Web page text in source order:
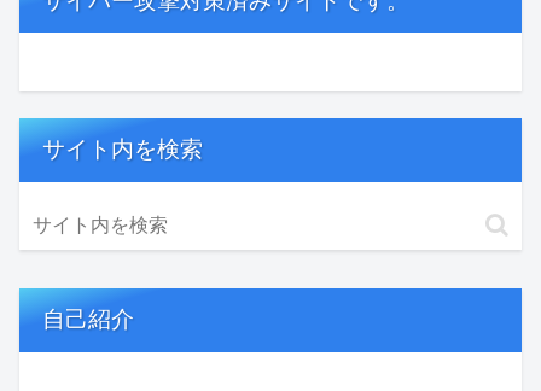
サイト内を検索
自己紹介